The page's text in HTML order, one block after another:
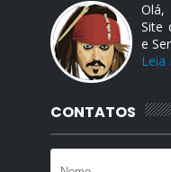
Olá,
Site
e
Leia
CONTATOS